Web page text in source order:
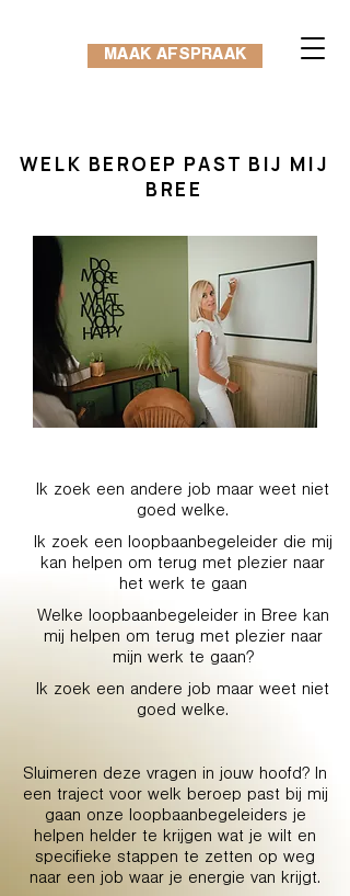
MAAK AFSPRAAK
WELK BEROEP PAST BIJ MIJ
BREE
Ik zoek een andere job maar weet niet
goed welke.
Ik zoek een loopbaanbegeleider die mij
kan helpen om terug met plezier naar
het werk te gaan
Welke loopbaanbegeleider in Bree kan
mij helpen om terug met plezier naar
mijn werk te gaan?
Ik zoek een andere job maar weet niet
goed welke.
Sluimeren deze vragen in jouw hoofd? In
een traject voor welk beroep past bij mij
gaan onze loopbaanbegeleiders je
helpen helder te krijgen wat je wilt en
specifieke stappen te zetten op weg
naar een job waar je energie van krijgt.